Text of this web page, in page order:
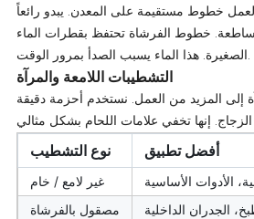
خطوط مستقيمة على المعدن. يبدو رائعاً
خطوط الفرشاة تحتفظ بقطرات الماء
الصغيرة. هذا الماء يسبب الصدأ بمرور الوقت.
التشطيبات اللامعة والمرآة
إلى المزيد من العمل. نستخدم أحزمة دقيقة
نوع التشطيب أفضل تطبيق
غير لامع / خام الأدوات الأساسية
مصقول بالفرشاة
الجدران الداخلية